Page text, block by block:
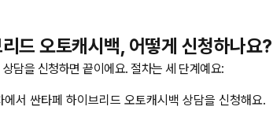
드 오토캐시백, 어떻게 신청하나요?
담을 신청하면 끝이에요. 절차는 세 단계예요:
서 싼타페 하이브리드 오토캐시백 상담을 신청해요.